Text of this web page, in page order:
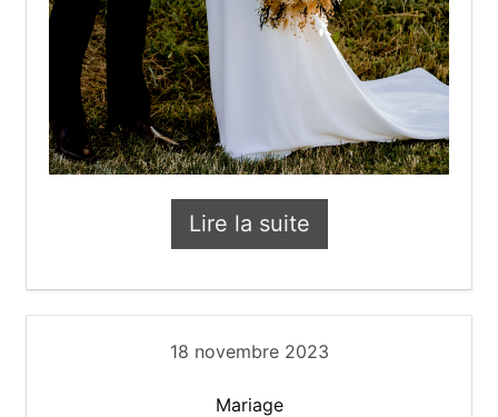
Lire la suite
Les p’tits tips de
18 novembre 2023
Mariage